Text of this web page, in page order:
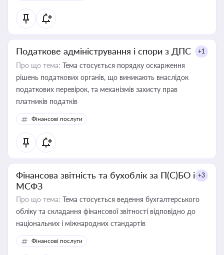
Податкове адміністрування і спори з ДПС +1
Про що тема: Тема стосується порядку оскарження
рішень податкових органів, що виникають внаслідок
податкових перевірок, та механізмів захисту прав
платників податків
Фінансові послуги
Фінансова звітність та бухоблік за П(С)БО і
МСФЗ
+3
Про що тема: Тема стосується ведення бухгалтерського
обліку та складання фінансової звітності відповідно до
національних і міжнародних стандартів
Фінансові послуги